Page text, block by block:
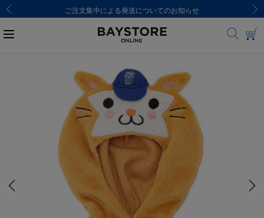
ご注文集中による発送についてのお知らせ